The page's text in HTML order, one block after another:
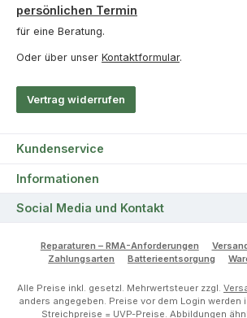
persönlichen Termin
für eine Beratung.
Oder über unser Kontaktformular.
Vertrag widerrufen
Kundenservice
Informationen
Social Media und Kontakt
Reparaturen – RMA-Anforderungen
Zahlungsarten
Batterieentsorgung
Alle Preise inkl. gesetzl. Mehrwertsteuer zzgl.
anders angegeben. Preise vor dem Login werden
Streichpreise = UVP-Preise. Abbildungen